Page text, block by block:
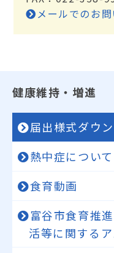
メールでのお
健康維持・増進
届出様式ダウ
熱中症について
食育動画
富谷市食育推
活等に関する